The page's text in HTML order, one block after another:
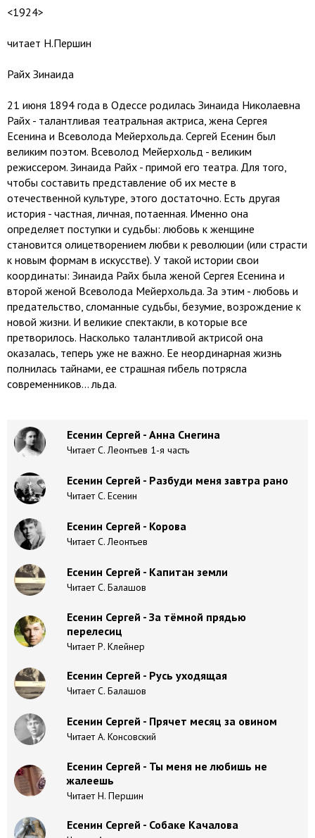
<1924>
читает Н.Першин
Райх Зинаида
21 июня 1894 года в Одессе родилась Зинаида Николаевна
Райх - талантливая театральная актриса, жена Сергея
Есенина и Всеволода Мейерхольда. Сергей Есенин был
великим поэтом. Всеволод Мейерхольд - великим
режиссером. Зинаида Райх - примой его театра. Для того,
чтобы составить представление об их месте в
отечественной культуре, этого достаточно. Есть другая
история - частная, личная, потаенная. Именно она
определяет поступки и судьбы: любовь к женщине
становится олицетворением любви к революции (или страсти
к новым формам в искусстве). У такой истории свои
координаты: Зинаида Райх была женой Сергея Есенина и
второй женой Всеволода Мейерхольда. За этим - любовь и
предательство, сломанные судьбы, безумие, возрождение к
новой жизни. И великие спектакли, в которые все
претворилось. Насколько талантливой актрисой она
оказалась, теперь уже не важно. Ее неординарная жизнь
полнилась тайнами, ее страшная гибель потрясла
современников... льда.
Есенин Сергей - Анна Снегина
Читает С. Леонтьев 1-я часть
Есенин Сергей - Разбуди меня завтра рано
Читает С. Есенин
Есенин Сергей - Kopoвa
Читает С. Леонтьев
Есенин Сергей - Капитан земли
Читает С. Балашов
Есенин Сергей - За тёмной прядью
перелесиц
Читает Р. Клейнер
Есенин Сергей - Русь уходящая
Читает С. Балашов
Есенин Сергей - Прячет месяц за овином
Читает А. Консовский
Есенин Сергей - Ты меня не любишь не
жалеешь
Читает Н. Першин
Есенин Сергей - Собаке Качалова